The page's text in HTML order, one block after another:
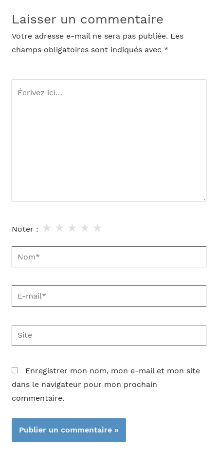
Laisser un commentaire
Votre adresse e-mail ne sera pas publiée. Les
champs obligatoires sont indiqués avec *
Écrivez
Noter : ★
★
★
★
★
Nom*
E-
mail*
Site
Enregistrer mon nom, mon e-mail et mon site
dans le navigateur pour mon prochain
commentaire.